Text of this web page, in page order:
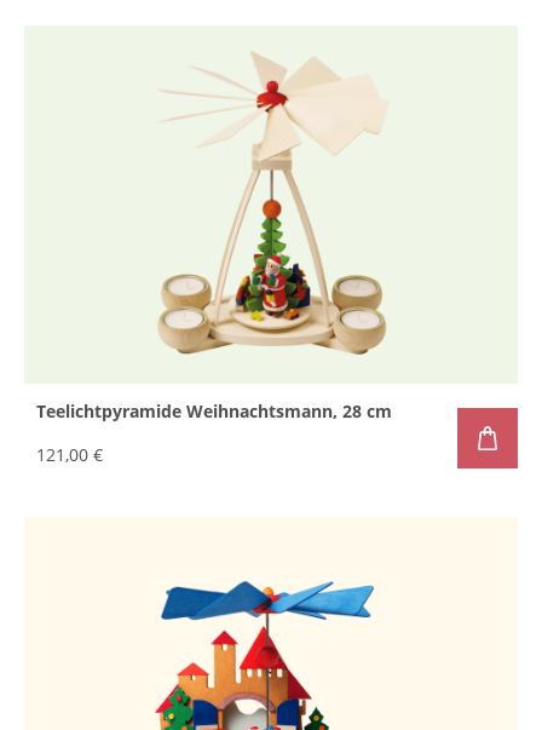
Teelichtpyramide Weihnachtsmann, 28 cm
121,00 €